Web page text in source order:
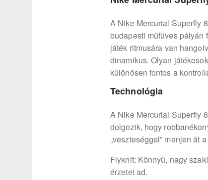
A Nike Mercurial Superfly
budapesti műfüves
játék ritmusára van
dinamikus. Olyan
különösen fontos a
Technológia
A Nike Mercurial Superfly
dolgozik, hogy
„veszteséggel” menjen át
Flyknit: Könnyű, nagy
érzetet ad.